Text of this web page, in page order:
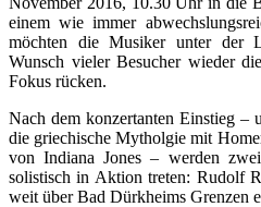
einem wie immer
möchten die Musiker unter der
Wunsch vieler Besucher wieder
Fokus rücken.
Nach dem konzertanten Einstieg –
die griechische Mytholgie mit
von Indiana Jones – werden zwei
solistisch in Aktion treten: Rudolf
weit über Bad Dürkheims Grenzen